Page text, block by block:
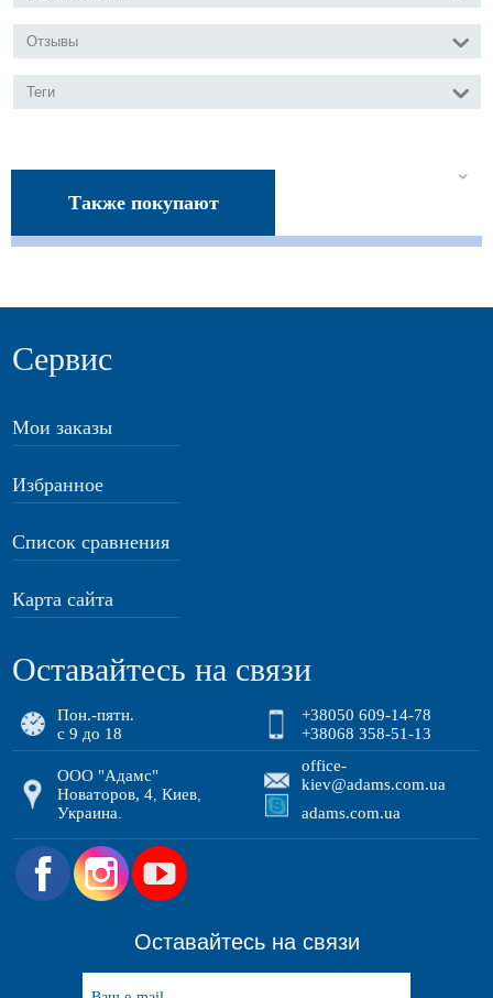
Отзывы
Теги
Также покупают
Сервис
Мои заказы
Избранное
Список сравнения
Карта сайта
Оставайтесь на связи
Пон.-пятн.
с 9 до 18
+38050 609-14-78
+38068 358-51-13
ООО "Адамс"
Новаторов, 4 ,Киев
Украина
office-
kiev@adams.com.ua
adams.com.ua
.
Оставайтесь на связи